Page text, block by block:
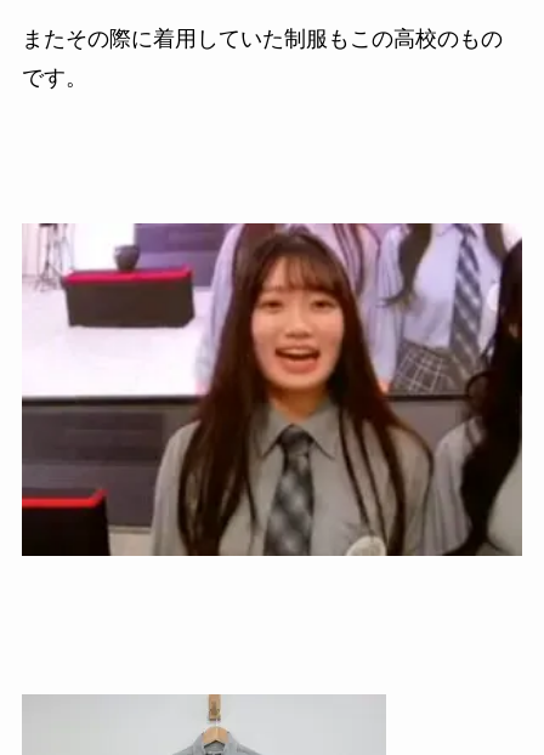
またその際に着用していた制服もこの高校のもの
です。